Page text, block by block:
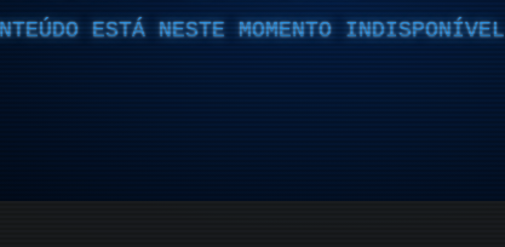
ESTÁ NESTE MOMENTO INDISPONÍVEL